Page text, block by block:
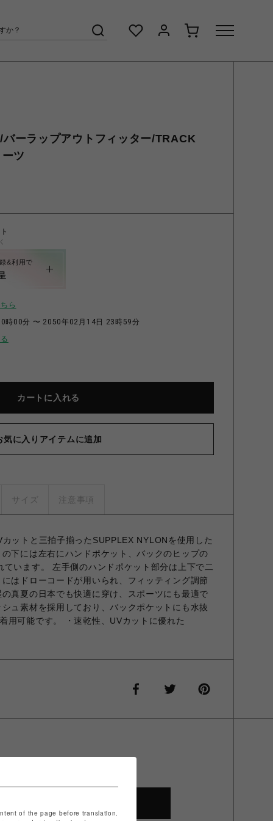
ーラップアウトフィッター/TRACK
ツ
&利用で
ら
時00分 〜 2050年02月14日 23時59分
カートに入れる
気に入りアイテムに追加
サイズ 注意事項
ットと三拍子揃ったSUPPLEX NYLONを使用した
下には左右にハンドポケット、バックのヒップの
います。 左手側のハンドポケット部分は上下で二
はドローコードが用いられ、フィッティング調節
真夏の日本でも快適に穿け、スポーツにも最適で
ュ素材を採用しており、バックポケットにも水抜
用可能です。 ・速乾性、UVカットに優れた
of the page before translation.